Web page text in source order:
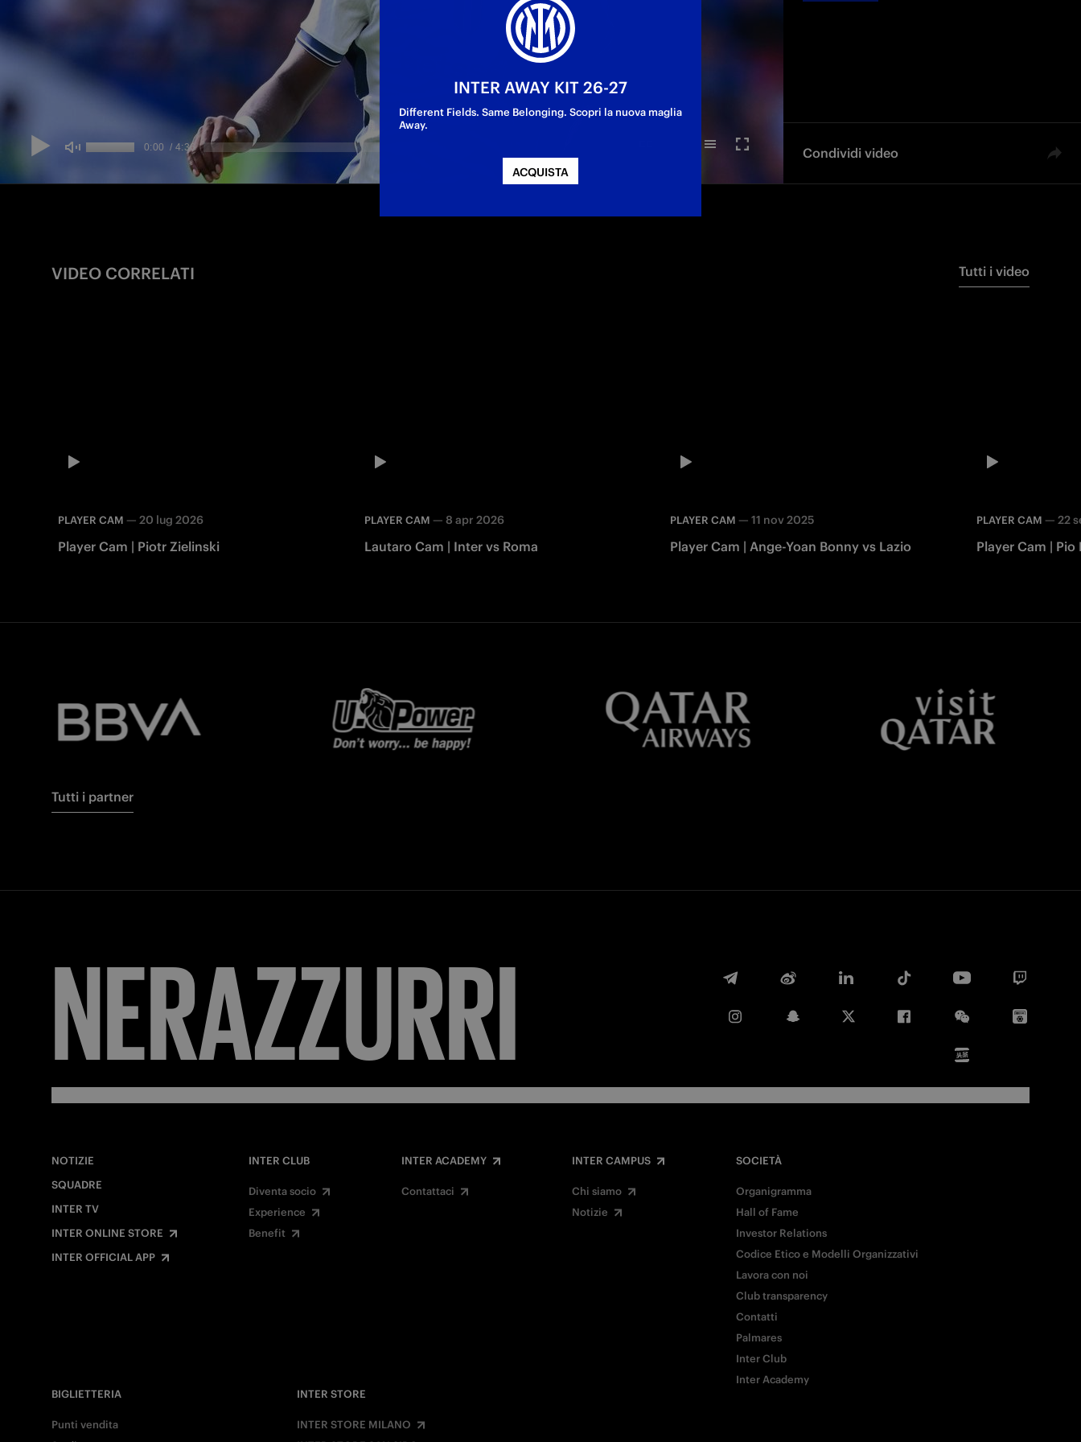
Condividi video
VIDEO CORRELATI Tutti i video
PLAYER CAM — 20 lug 2026
Player Cam | Piotr Zielinski
PLAYER CAM — 8 apr 2026
Lautaro Cam | Inter vs Roma
PLAYER CAM —11 nov 2025
Player Cam | Ange-Yoan Bonny vs Lazio
PLAYER CAM — 22
Player Cam |
Tutti i partner
FORZA
NOTIZIE
SQUADRE
INTER TV
INTER ONLINE STORE
INTER OFFICIAL APP
INTER CLUB
Diventa socio
Experience
Benefit
INTER ACADEMY
Contattaci
INTER CAMPUS
Chi siamo
Notizie
SOCIETÀ
Organigramma
Hall of Fame
Investor Relations
Codice Etico e Modelli Organizzativi
Lavora con noi
Club transparency
Contatti
Palmares
Inter Club
Inter Academy
BIGLIETTERIA
Punti vendita
INTER STORE
INTER STORE MILANO
INTER AWAY KIT 26-27
Different Fields. Same Belonging. Scopri la nuova maglia
Away.
ACQUISTA